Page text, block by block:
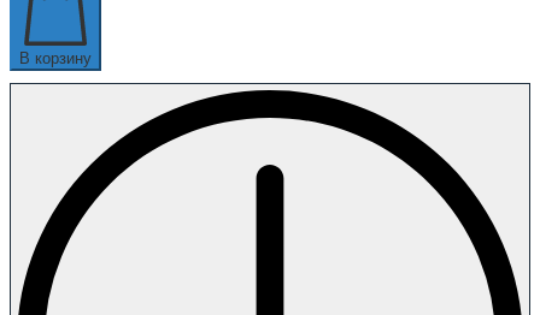
В корзину